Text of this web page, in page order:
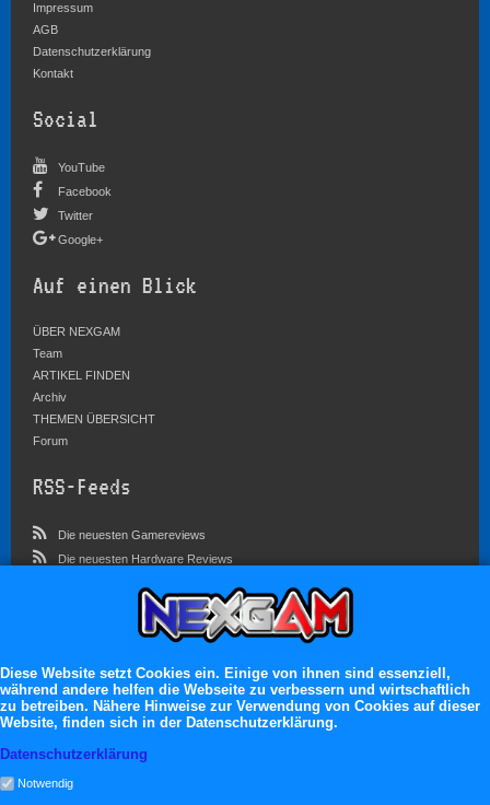
Impressum
AGB
Datenschutzerklärung
Kontakt
Social
YouTube
Facebook
Twitter
Google+
Auf einen Blick
ÜBER NEXGAM
Team
ARTIKEL FINDEN
Archiv
THEMEN ÜBERSICHT
Forum
RSS-Feeds
Die neuesten Gamereviews
Die neuesten Hardware Reviews
Im Forum sind zur Zeit 5827 Benutzer online
Es erwarten dich:
13.119 registrierte Mitglieder
71.046 Themen
Diese Website setzt Cookies ein. Einige von ihnen sind essenziell,
während andere helfen die Webseite zu verbessern und wirtschaftlich
zu betreiben. Nähere Hinweise zur Verwendung von Cookies auf dieser
Website, finden sich in der Datenschutzerklärung.
Datenschutzerklärung
Notwendig